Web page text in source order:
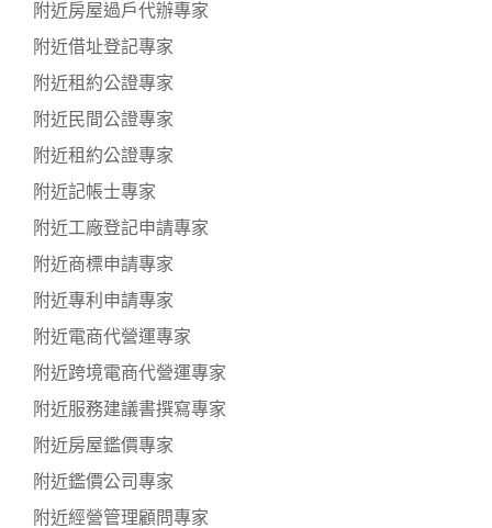
附近房屋過戶代辦專家
附近借址登記專家
附近租約公證專家
附近民間公證專家
附近租約公證專家
附近記帳士專家
附近工廠登記申請專家
附近商標申請專家
附近專利申請專家
附近電商代營運專家
附近跨境電商代營運專家
附近服務建議書撰寫專家
附近房屋鑑價專家
附近鑑價公司專家
附近經營管理顧問專家